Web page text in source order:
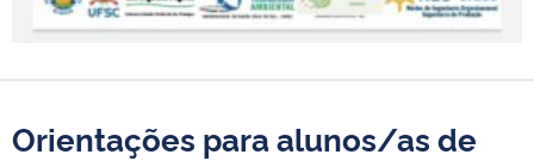
Orientações para alunos/as de